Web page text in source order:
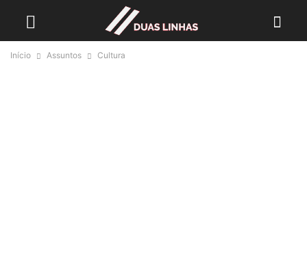
Início Assuntos Cultura